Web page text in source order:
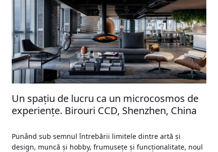
Un spaţiu de lucru ca un microcosmos de
experienţe. Birouri CCD, Shenzhen, China
Punând sub semnul întrebării limitele dintre artă şi
design, muncă şi hobby, frumuseţe şi funcţionalitate, noul